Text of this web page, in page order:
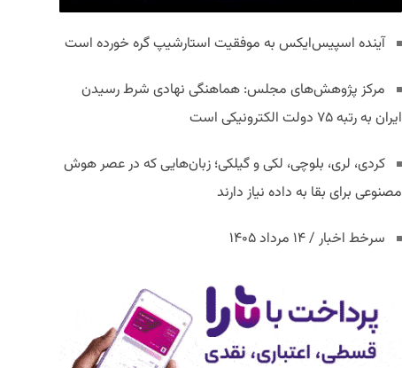
آینده اسپیس‌ایکس به موفقیت استارشیپ گره خورده است
مرکز پژوهش‌های مجلس: هماهنگی نهادی شرط رسیدن
ایران به رتبه ۷۵ دولت الکترونیکی است
کردی، لری، بلوچی، لکی و گیلکی؛ زبان‌هایی که در عصر هوش
مصنوعی برای بقا به داده نیاز دارند
سرخط اخبار / ۱۴ مرداد ۱۴۰۵